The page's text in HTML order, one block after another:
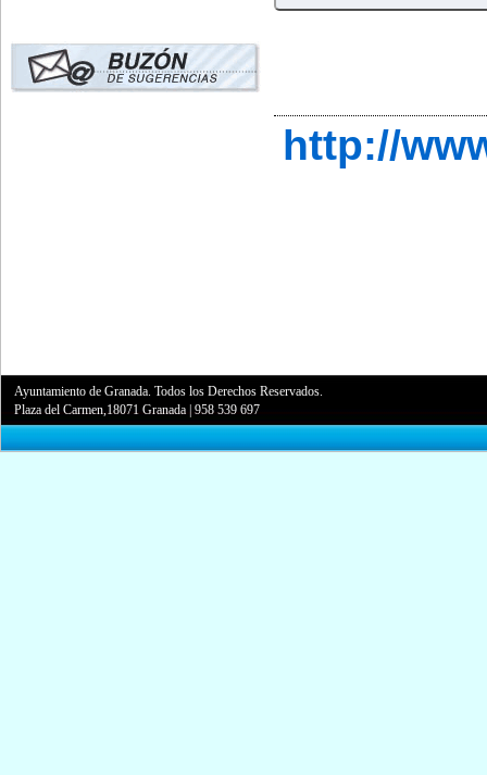
http://
Ayuntamiento de Granada. Todos los Derechos Reservados.
Plaza del Carmen,18071 Granada |958 539 697